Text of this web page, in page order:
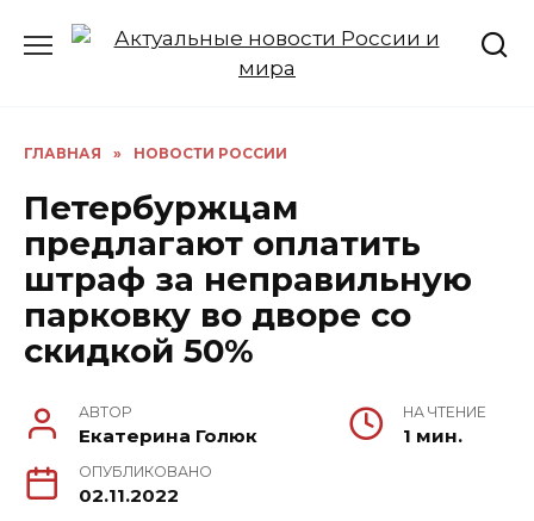
ГЛАВНАЯ » НОВОСТИ РОССИИ
Петербуржцам
предлагают оплатить
штраф за неправильную
парковку во дворе со
скидкой 50%
АВТОР
Екатерина Голюк
НА ЧТЕНИЕ
1 мин.
ОПУБЛИКОВАНО
02.11.2022